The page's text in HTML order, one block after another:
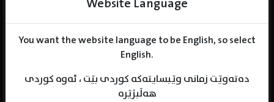
You want the website language to be English, so select
English.
دەتەوێت زمانی وێبسایتەکە کوردی بێت ، ئەوە کوردی
هەڵبژێرە
Name : Satoshi Inomata
Born :